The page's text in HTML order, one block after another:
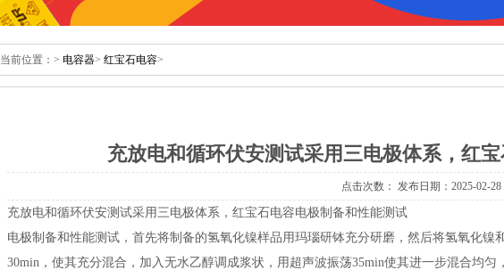
当前位置： > 电容器> 红宝石电容>
充放电和循环伏安测试采用三电极体系，红
点击次数： 发布日期：2025-02-28
充放电和循环伏安测试采用三电极体系，红宝石电容电极制备和性能测试
电极制备和性能测试，首先将制备的氢氧化镍样品用玛瑙研钵充分研磨，然后将氢氧化镍
30min，使其充分混合，加入无水乙醇调成浆状，用超声波振荡35min使其进一步混合均